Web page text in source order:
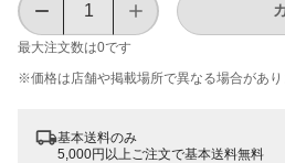
最大注文数は0です
※価格は​店舗や​掲載場所で​異なる​場合が​あり
基本送料のみ
5,000円以上ご注文で基本送料無料